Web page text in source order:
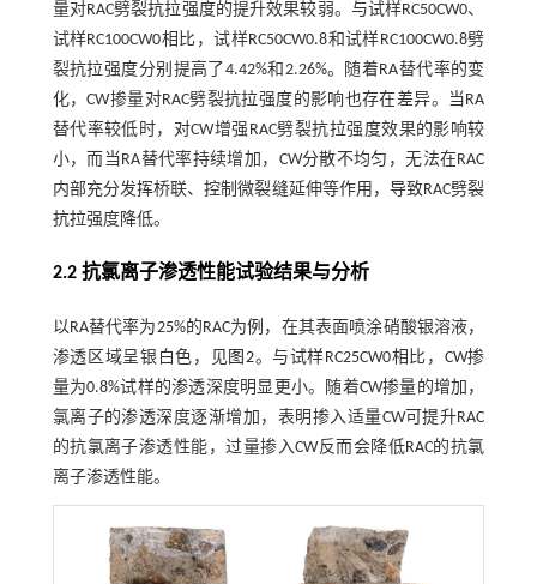
量对RAC劈裂抗拉强度的提升效果较弱。与试样RC50CW0、
试样RC100CW0相比，试样RC50CW0.8和试样RC100CW0.8劈
裂抗拉强度分别提高了4.42%和2.26%。随着RA替代率的变
化，CW掺量对RAC劈裂抗拉强度的影响也存在差异。当RA
替代率较低时，对CW增强RAC劈裂抗拉强度效果的影响较
小，而当RA替代率持续增加，CW分散不均匀，无法在RAC
内部充分发挥桥联、控制微裂缝延伸等作用，导致RAC劈裂
抗拉强度降低。
2.2 抗氯离子渗透性能试验结果与分析
以RA替代率为25%的RAC为例，在其表面喷涂硝酸银溶液，
渗透区域呈银白色，见图2。与试样RC25CW0相比，CW掺
量为0.8%试样的渗透深度明显更小。随着CW掺量的增加，
氯离子的渗透深度逐渐增加，表明掺入适量CW可提升RAC
的抗氯离子渗透性能，过量掺入CW反而会降低RAC的抗氯
离子渗透性能。